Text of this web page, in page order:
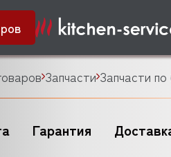
Запчасти Запчасти
Гарантия